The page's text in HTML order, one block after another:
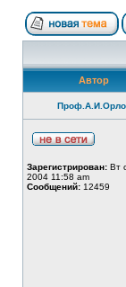
Автор
Зарегистрирован: Вт
2004 11:58 am
Сообщений: 12459